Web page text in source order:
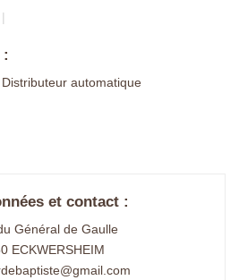
automatique
et contact :
Général de Gaulle
ECKWERSHEIM